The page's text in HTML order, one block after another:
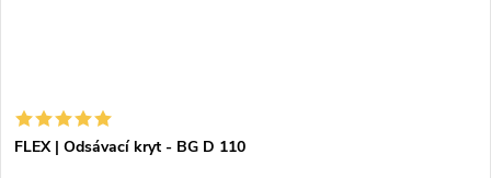
FLEX | Odsávací kryt - BG D 110